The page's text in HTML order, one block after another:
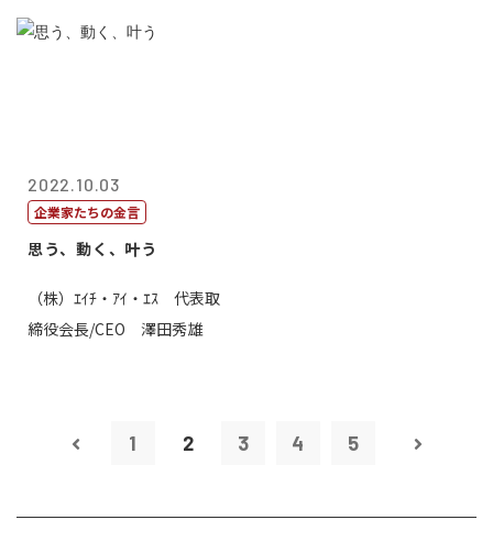
2022.10.03
企業家たちの金言
思う、動く、叶う
（株）ｴｲﾁ・ｱｲ・ｴｽ 代表取
締役会長/CEO 澤田秀雄
1 2 3 4 5